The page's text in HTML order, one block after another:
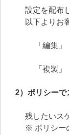
設定を配布
以下よりお
「編集
「複製
2）ポリシーで
残したいス
※ ポリシー